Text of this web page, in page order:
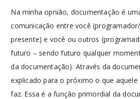
Na minha opnião, documentação é
comunicação entre você
presente) e você ou outros
futuro – sendo futuro qualquer
da documentação). Através da
explicado para o próximo o que
faz. Essa é a função primordial da